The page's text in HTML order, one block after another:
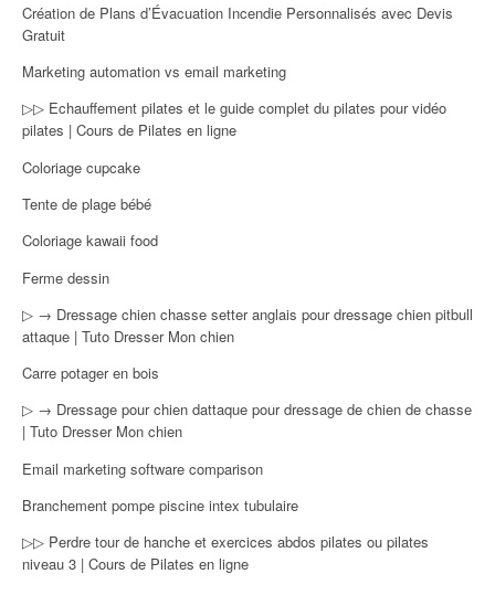
Création de Plans d’Évacuation Incendie Personnalisés avec Devis
Gratuit
Marketing automation vs email marketing
▷▷ Echauffement pilates et le guide complet du pilates pour vidéo
pilates | Cours de Pilates en ligne
Coloriage cupcake
Tente de plage bébé
Coloriage kawaii food
Ferme dessin
▷ → Dressage chien chasse setter anglais pour dressage chien pitbull
attaque | Tuto Dresser Mon chien
Carre potager en bois
▷ → Dressage pour chien dattaque pour dressage de chien de chasse
| Tuto Dresser Mon chien
Email marketing software comparison
Branchement pompe piscine intex tubulaire
▷▷ Perdre tour de hanche et exercices abdos pilates ou pilates
niveau 3 | Cours de Pilates en ligne